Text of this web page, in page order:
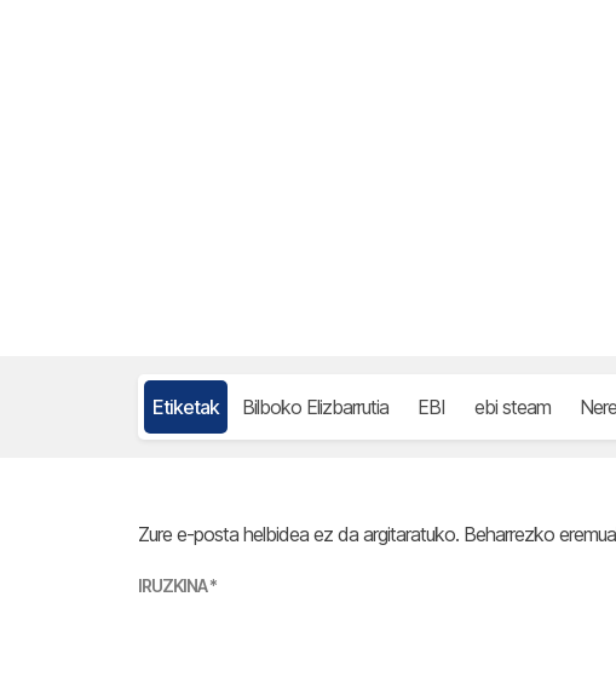
Etiketak Bilboko Elizbarrutia EBI ebi steam
Zure e-posta helbidea ez da argitaratuko. Beharrezko
IRUZKINA*